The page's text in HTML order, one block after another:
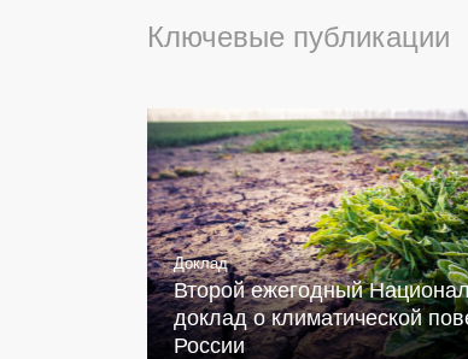
Ключевые публикации
Доклад
Второй ежегодный
доклад о климатической
России